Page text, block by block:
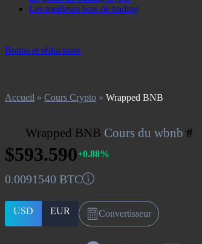
Les meilleurs bots de trading
Bonus et réductions
Accueil » Cours Crypto » Wrapped BNB
Wrapped BNB Cours du wbnb #
$593.590+0.88%
0.0091540 BTC
USD EUR Convertisseur